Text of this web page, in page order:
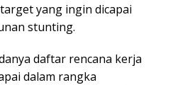
yang ingin dicapai
stunting.
daftar rencana kerja
dalam rangka